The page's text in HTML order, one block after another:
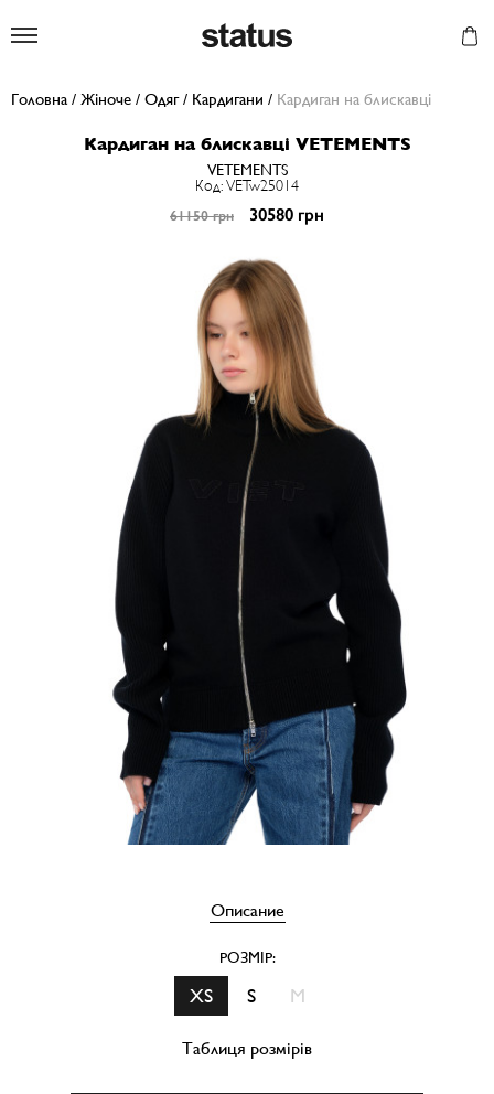
Головна / Жіноче / Одяг/ Кардигани / Кардиган на блискавці
Кардиган на блискавці VETEMENTS
VETEMENTS
Код: VETw25014
61150 грн 30580 грн
Описание
РОЗМІР:
XS S M
Таблиця розмірів